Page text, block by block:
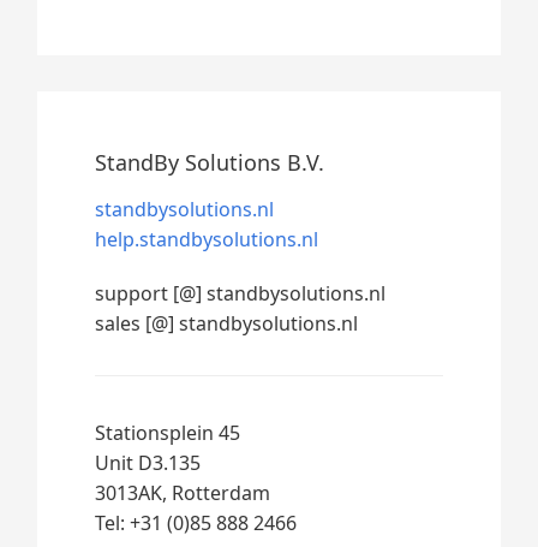
StandBy Solutions B.V.
standbysolutions.nl
help.standbysolutions.nl
support [@] standbysolutions.nl
sales [@] standbysolutions.nl
Stationsplein 45
Unit D3.135
3013AK, Rotterdam
Tel: +31 (0)85 888 2466